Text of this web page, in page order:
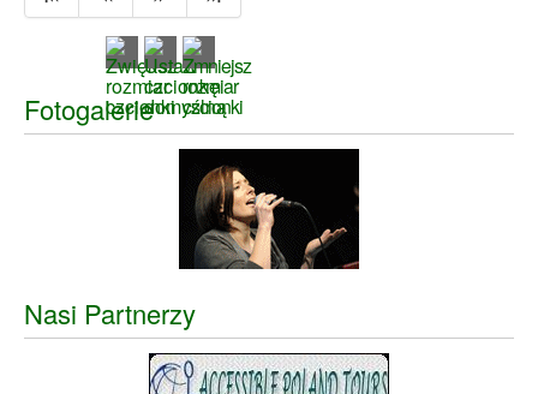
Fotogalerie
Nasi Partnerzy